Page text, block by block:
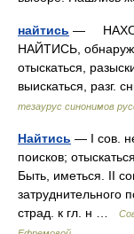
найтись —
НАЙТИСЬ,
отыскаться,
выискаться, разг.
тезаурус синонимов
Найтись — I сов.
поисков;
Быть, иметься. II
затруднительного
страд. к гл. н …